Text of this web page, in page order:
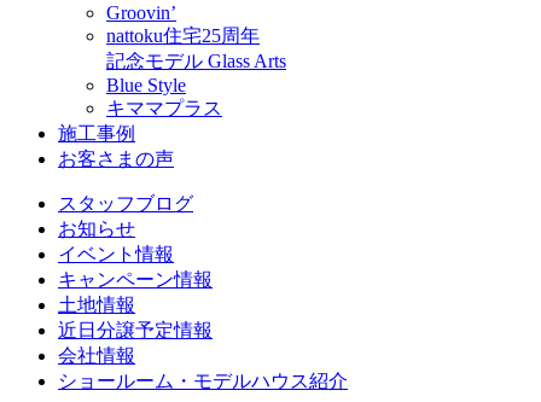
Groovin’
nattoku住宅25周年
記念モデル Glass Arts
Blue Style
キママプラス
施工事例
お客さまの声
スタッフブログ
お知らせ
イベント情報
キャンペーン情報
土地情報
近日分譲予定情報
会社情報
ショールーム・モデルハウス紹介